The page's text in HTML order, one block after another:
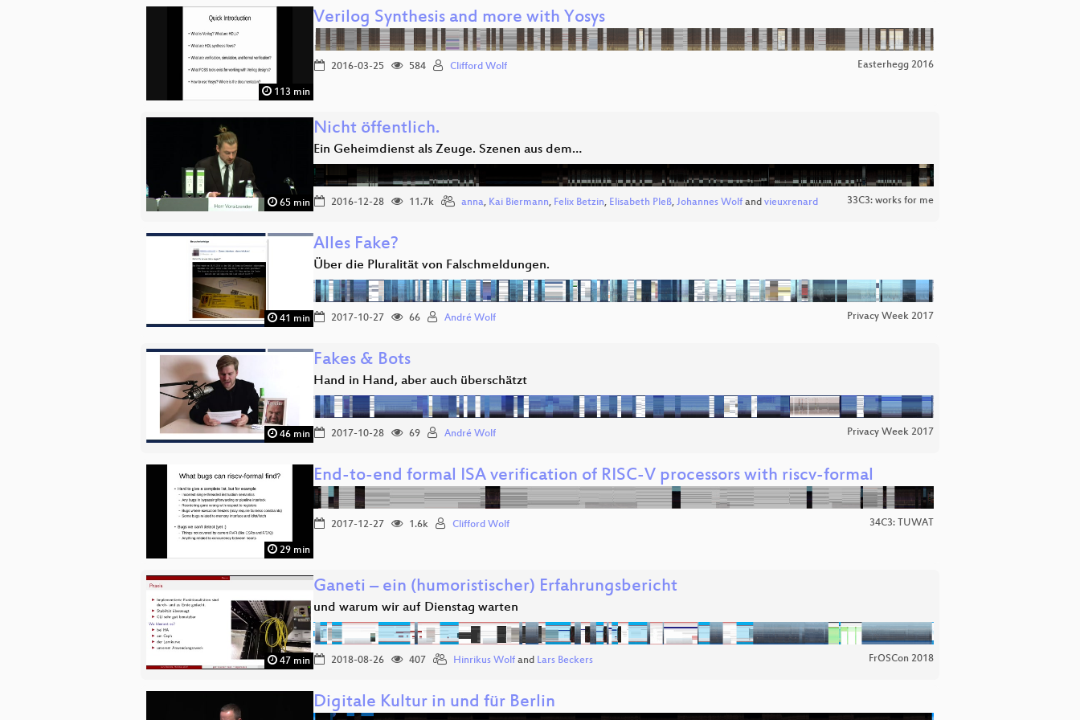
113 min
Verilog Synthesis and more with Yosys
2016-03-25 584 Clifford Wolf Easterhegg 2016
65 min
Nicht öffentlich.
Ein Geheimdienst als Zeuge. Szenen aus dem…
2016-12-28 11.7k anna, Kai Biermann, Felix Betzin, Elisabeth Pleß, Johannes Wolf and vieuxrenard 33C3: works for me
41 min
Alles Fake?
Über die Pluralität von Falschmeldungen.
2017-10-27 66 André Wolf Privacy Week 2017
46 min
Fakes & Bots
Hand in Hand, aber auch überschätzt
2017-10-28 69 André Wolf Privacy Week 2017
29 min
End-to-end formal ISA verification of RISC-V processors with riscv-formal
2017-12-27 1.6k Clifford Wolf 34C3: TUWAT
47 min
Ganeti – ein (humoristischer) Erfahrungsbericht
und warum wir auf Dienstag warten
2018-08-26 407 Hinrikus Wolf and Lars Beckers FrOSCon 2018
Digitale Kultur in und für Berlin